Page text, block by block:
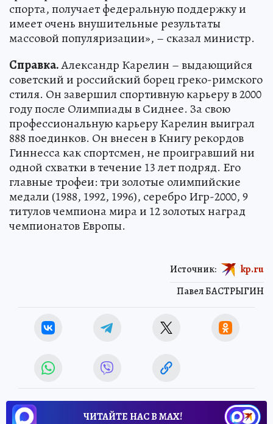
спорта, получает федеральную поддержку и
имеет очень внушительные результаты
массовой популяризации», – сказал министр.
Справка.Александр Карелин – выдающийся
советский и российский борец греко-римского
стиля. Он завершил спортивную карьеру в 2000
году после Олимпиады в Сиднее. За свою
профессиональную карьеру Карелин выиграл
888 поединков. Он внесен в Книгу рекордов
Гиннесса как спортсмен, не проигравший ни
одной схватки в течение 13 лет подряд. Его
главные трофеи: три золотые олимпийские
медали (1988, 1992, 1996), серебро Игр-2000, 9
титулов чемпиона мира и 12 золотых наград
чемпионатов Европы.
Павел БАСТРЫГИН
Источник: kp.ru
ЧИТАЙТЕ НАС В МАХ!